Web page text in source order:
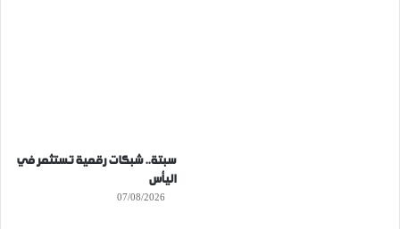
سبتة.. شبكات رقمية تستثمر في
اليأس
07/08/2026